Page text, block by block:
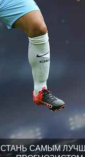
СТАНЬ САМЫМ